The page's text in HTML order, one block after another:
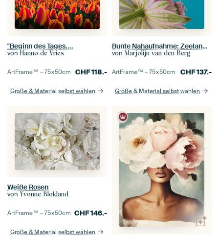
"Beginn des Tages....
von Hanno de Vries
ArtFrame™ –75×50cm CHF118.-
Größe & Material selbst wählen
Bunte Nahaufnahme: Zeelandknoten von unten
von Marjolijn van den Berg
ArtFrame™ –75×50cm CHF137.-
Größe & Material selbst wählen
Weiße Rosen
von Yvonne Blokland
ArtFrame™ –75×50cm CHF146.-
Größe & Material selbst wählen